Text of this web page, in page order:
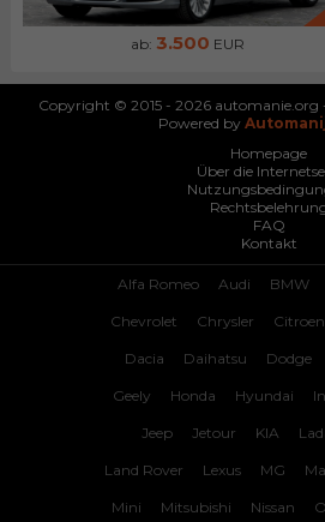
ab: 3.500 EUR
Copyright © 2015 - 2026 automanie.org
Powered by
Homepage
Über die
FAQ
Kontakt
Alfa Romeo Audi BMW
Chevrolet Chrysler Citroen
Dacia Daihatsu Dodge
Geely Honda Hyundai
Jeep Jetour KIA
Land Rover Lexus MG
Mini Mitsubishi Nissan